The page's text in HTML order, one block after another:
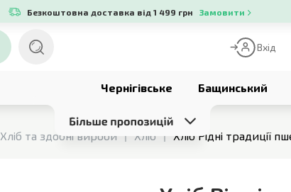
Безкоштовна доставка від 1 499 грн Замовити
Вхід
Чернігівське Бащинський
Хліб та здобні вироби Хліб Хліб Рідні традиції